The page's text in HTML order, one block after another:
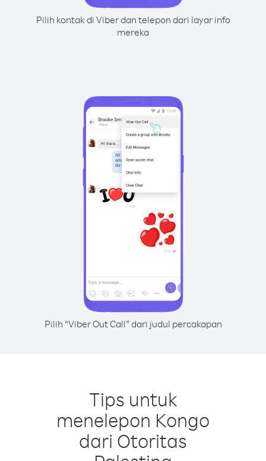
Pilih kontak di Viber dan telepon dari layar info
mereka
Pilih “Viber Out Call” dari judul percakapan
Tips untuk
menelepon Kongo
dari Otoritas